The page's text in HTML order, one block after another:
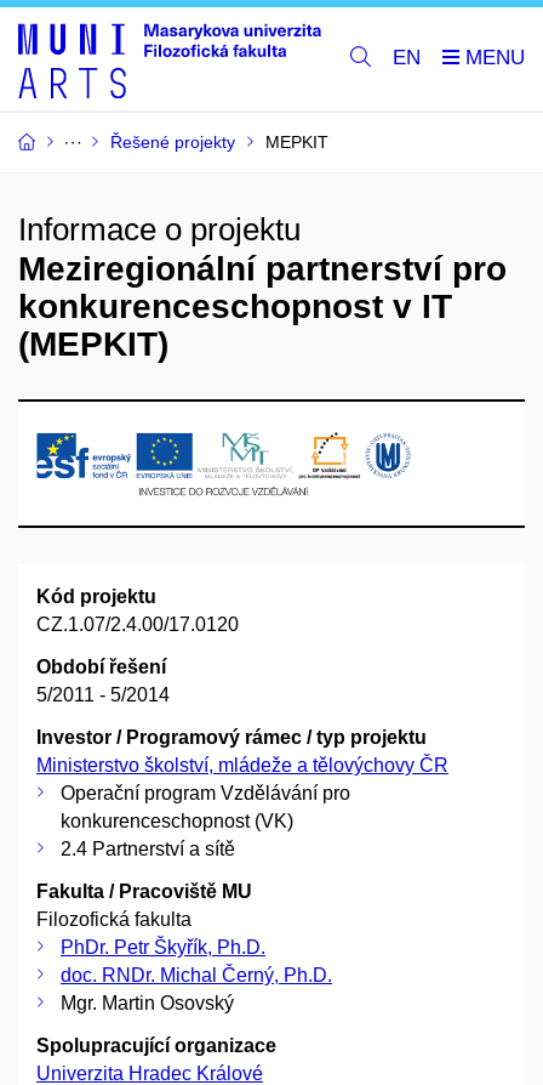
EN
Řešené projekty MEPKIT
Informace o projektu
Meziregionální partnerství pro
konkurenceschopnost v IT
(MEPKIT)
Kód projektu
CZ.1.07/2.4.00/17.0120
Období řešení
5/2011 - 5/2014
Investor / Programový rámec / typ projektu
Ministerstvo školství, mládeže a tělovýchovy ČR
Operační program Vzdělávání pro
konkurenceschopnost (VK)
2.4 Partnerství a sítě
Fakulta / Pracoviště MU
Filozofická fakulta
PhDr. Petr Škyřík, Ph.D.
doc. RNDr. Michal Černý, Ph.D.
Mgr. Martin Osovský
Spolupracující organizace
Univerzita Hradec Králové